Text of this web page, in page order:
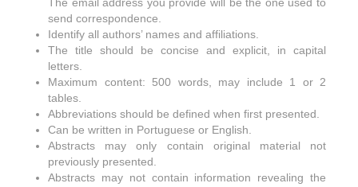
send correspondence.
Identify all authors’ names and affiliations.
The title should be concise and explicit, in capital
letters.
Maximum content: 500 words, may include 1 or 2
tables.
Abbreviations should be defined when first presented.
Can be written in Portuguese or English.
Abstracts may only contain original material not
previously presented.
Abstracts may not contain information revealing the